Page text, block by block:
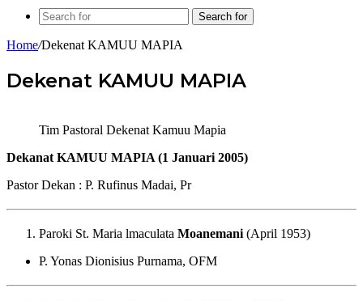
Search for
Home/Dekenat KAMUU MAPIA
Dekenat KAMUU MAPIA
Tim Pastoral Dekenat Kamuu Mapia
Dekanat KAMUU MAPIA (1 Januari 2005)
Pastor Dekan : P. Rufinus Madai, Pr
Paroki St. Maria lmaculata Moanemani (April 1953)
P. Yonas Dionisius Purnama, OFM